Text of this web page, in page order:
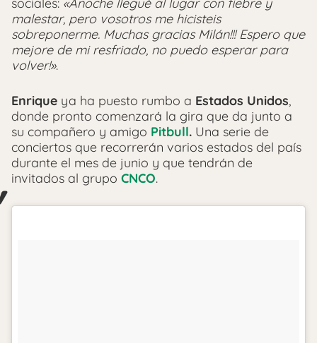
sociales: «Anoche llegué al lugar con fiebre y
malestar, pero vosotros me hicisteis
sobreponerme. Muchas gracias Milán!!! Espero que
mejore de mi resfriado, no puedo esperar para
volver!».
Enrique ya ha puesto rumbo a Estados Unidos,
donde pronto comenzará la gira que da junto a
su compañero y amigo Pitbull. Una serie de
conciertos que recorrerán varios estados del país
durante el mes de junio y que tendrán de
invitados al grupo CNCO.